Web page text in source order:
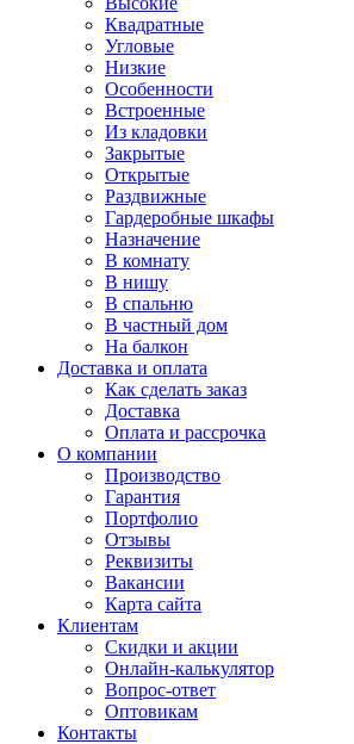
Квадратные
Угловые
Низкие
Особенности
Встроенные
Из кладовки
Закрытые
Открытые
Раздвижные
Гардеробные шкафы
Назначение
В комнату
В нишу
В спальню
В частный дом
На балкон
Доставка и оплата
Как сделать заказ
Доставка
Оплата и рассрочка
О компании
Производство
Гарантия
Портфолио
Отзывы
Реквизиты
Вакансии
Карта сайта
Клиентам
Скидки и акции
Онлайн-калькулятор
Вопрос-ответ
Оптовикам
Контакты